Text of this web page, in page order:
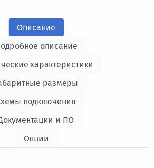
Описание
описание
характеристики
размеры
подключения
и ПО
Опции